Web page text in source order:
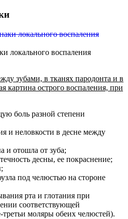
локального воспаления
зубами, в тканях пародонта и в
картина острого воспаления, при
боль разной степени
и неловкости в десне между
и отошла от зуба;
десны, ее покраснение;
под челюстью на стороне
рта и глотания при
соответствующей
моляры обеих челюстей).